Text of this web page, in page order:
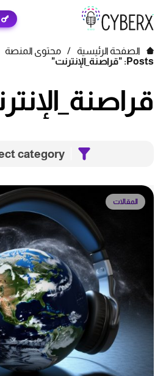
الصفحة الرئيسية / محتوى المنصة
Posts: "قراصنة_الإنترنت"
category
المقالات